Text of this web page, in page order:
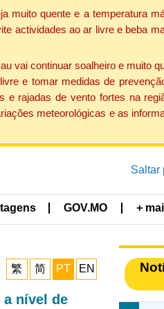
muito quente e a temperatura
actividades ao ar livre e beba
vai continuar soalheiro e muito
e tomar medidas de
e rajadas de vento fortes na
meteorológicas e as
Saltar
GOV.MO +
繁 简 PT EN
a nível de